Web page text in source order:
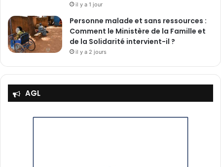
il y a 1 jour
Personne malade et sans ressources :
Comment le Ministère de la Famille et
de la Solidarité intervient-il ?
il y a 2 jours
AGL